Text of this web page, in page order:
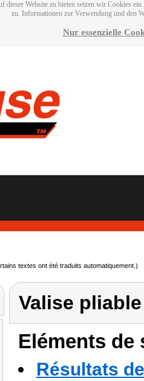
dieser Website zu bieten setzen wir Cookies
zu. Informationen zur Verwendung und den
Nur essenzielle
textes ont été traduits automatiquement.)
Valise
Eléments
Résultats